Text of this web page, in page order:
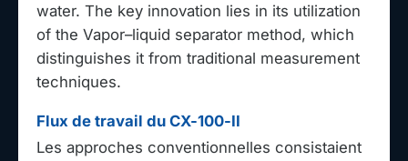
water. The key innovation lies in its utilization
of the Vapor–liquid separator method, which
distinguishes it from traditional measurement
techniques.
Flux de travail du CX-100-II
Les approches conventionnelles consistaient